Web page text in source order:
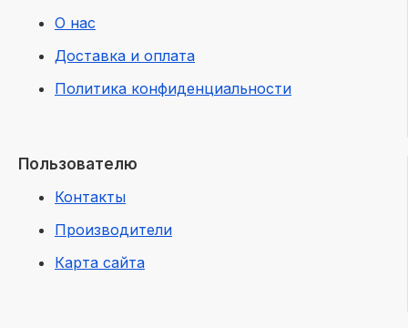
О нас
Доставка и оплата
Политика конфиденциальности
Пользователю
Контакты
Производители
Карта сайта